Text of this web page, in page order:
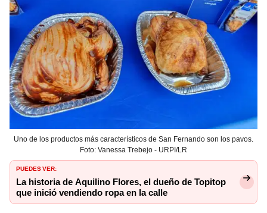
Uno de los productos más característicos de San Fernando son los pavos.
Foto: Vanessa Trebejo - URPI/LR
PUEDES VER:
La historia de Aquilino Flores, el dueño de Topitop
que inició vendiendo ropa en la calle